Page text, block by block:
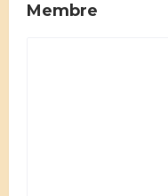
Membre